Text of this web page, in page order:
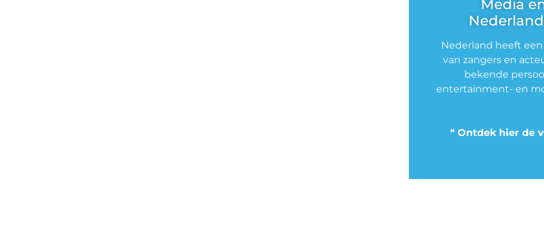
Media
Nederland heeft
van zangers en
bekende
entertainment- en
❝ Ontdek hier de